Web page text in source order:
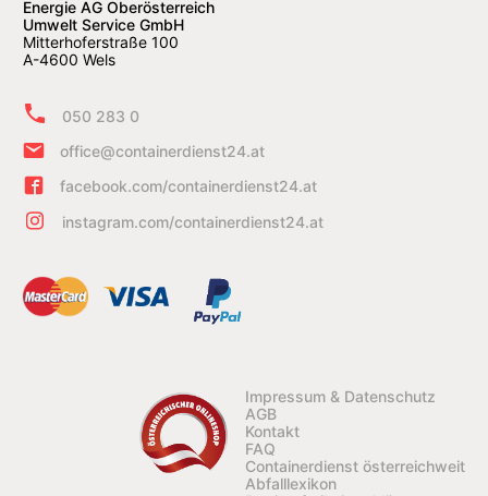
Energie AG Oberösterreich
Umwelt Service GmbH
Mitterhoferstraße 100
A-4600 Wels
050 283 0
office@containerdienst24.at
facebook.com/containerdienst24.at
instagram.com/containerdienst24.at
Impressum & Datenschutz
AGB
Kontakt
FAQ
Containerdienst österreichweit
Abfalllexikon